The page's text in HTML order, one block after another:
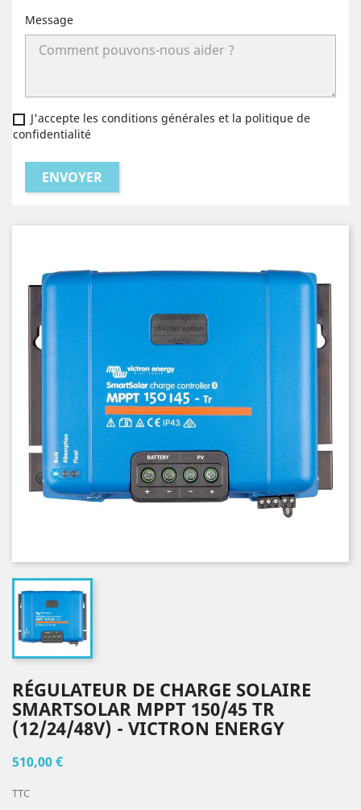
Message
J'accepte les conditions générales et la politique de
confidentialité
RÉGULATEUR DE CHARGE SOLAIRE
SMARTSOLAR MPPT 150/45 TR
(12/24/48V) - VICTRON ENERGY
510,00 €
TTC